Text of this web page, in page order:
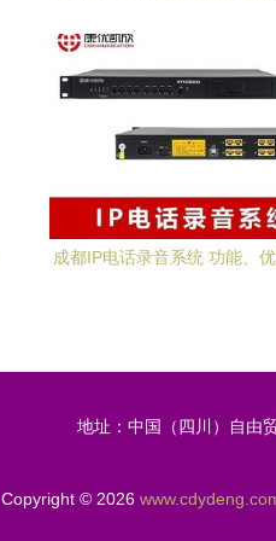
成都IP电话录音系统 功能、
地址：中国（四川）自由
Copyright © 2026